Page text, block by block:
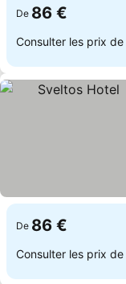
De 86 €
Consulter les prix de
De 86 €
Consulter les prix de